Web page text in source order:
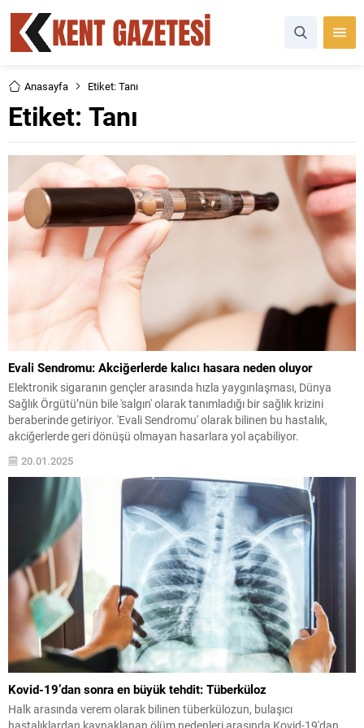
Anasayfa Etiket: Tanı
Etiket: Tanı
Evali Sendromu: Akciğerlerde kalıcı hasara neden oluyor
Elektronik sigaranın gençler arasında hızla yaygınlaşması, Dünya
Sağlık Örgütü’nün bile 'salgın' olarak tanımladığı bir sağlık krizini
beraberinde getiriyor. 'Evali Sendromu' olarak bilinen bu hastalık,
akciğerlerde geri dönüşü olmayan hasarlara yol açabiliyor.
20.01.2025
Kovid-19’dan sonra en büyük tehdit: Tüberküloz
Halk arasında verem olarak bilinen tüberkülozun, bulaşıcı
hastalıklardan kaynaklanan ölüm nedenleri arasında Kovid-19'dan